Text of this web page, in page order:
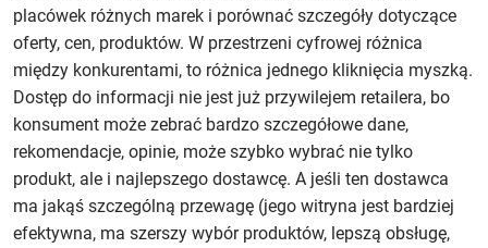
placówek różnych marek i porównać szczegóły dotyczące
oferty, cen, produktów. W przestrzeni cyfrowej różnica
między konkurentami, to różnica jednego kliknięcia myszką.
Dostęp do informacji nie jest już przywilejem retailera, bo
konsument może zebrać bardzo szczegółowe dane,
rekomendacje, opinie, może szybko wybrać nie tylko
produkt, ale i najlepszego dostawcę. A jeśli ten dostawca
ma jakąś szczególną przewagę (jego witryna jest bardziej
efektywna, ma szerszy wybór produktów, lepszą obsługę,